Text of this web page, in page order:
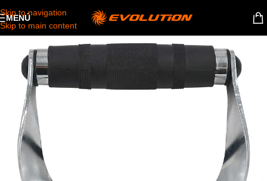
Skip to navigation
Skip to main content
MENÚ